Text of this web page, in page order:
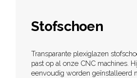
Stofschoen
Transparante plexiglazen
past op al onze CNC machines.
eenvoudig worden geïnstalleerd